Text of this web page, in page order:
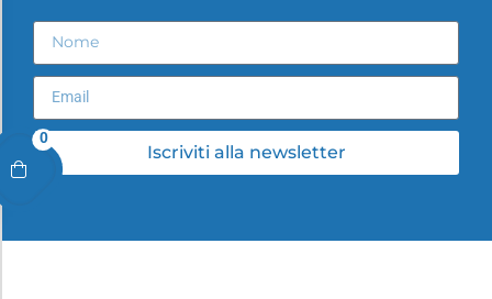
0
Iscriviti alla newsletter